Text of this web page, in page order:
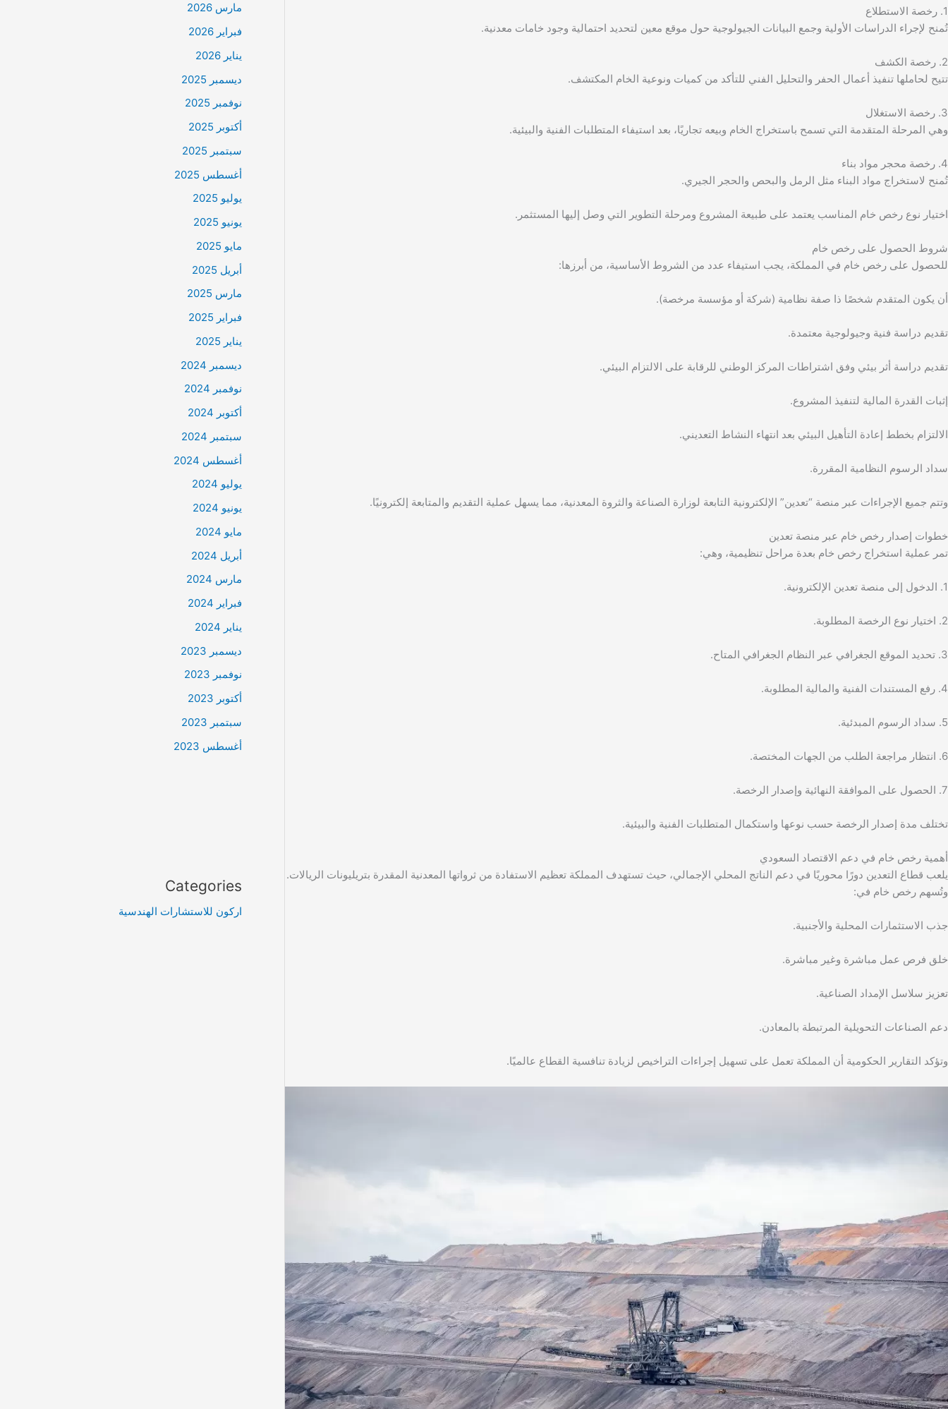
1. رخصة الاستطلاع
تُمنح لإجراء الدراسات الأولية وجمع البيانات الجيولوجية حول موقع معين لتحديد احتمالية وجود خامات معدنية.
2. رخصة الكشف
تتيح لحاملها تنفيذ أعمال الحفر والتحليل الفني للتأكد من كميات ونوعية الخام المكتشف.
3. رخصة الاستغلال
وهي المرحلة المتقدمة التي تسمح باستخراج الخام وبيعه تجاريًا، بعد استيفاء المتطلبات الفنية والبيئية.
4. رخصة محجر مواد بناء
تُمنح لاستخراج مواد البناء مثل الرمل والبحص والحجر الجيري.
اختيار نوع رخص خام المناسب يعتمد على طبيعة المشروع ومرحلة التطوير التي وصل إليها المستثمر.
شروط الحصول على رخص خام
للحصول على رخص خام في المملكة، يجب استيفاء عدد من الشروط الأساسية، من أبرزها:
أن يكون المتقدم شخصًا ذا صفة نظامية (شركة أو مؤسسة مرخصة).
تقديم دراسة فنية وجيولوجية معتمدة.
تقديم دراسة أثر بيئي وفق اشتراطات المركز الوطني للرقابة على الالتزام البيئي.
إثبات القدرة المالية لتنفيذ المشروع.
الالتزام بخطط إعادة التأهيل البيئي بعد انتهاء النشاط التعديني.
سداد الرسوم النظامية المقررة.
وتتم جميع الإجراءات عبر منصة “تعدين” الإلكترونية التابعة لوزارة الصناعة والثروة المعدنية، مما يسهل عملية التقديم والمتابعة إلكترونيًا.
خطوات إصدار رخص خام عبر منصة تعدين
تمر عملية استخراج رخص خام بعدة مراحل تنظيمية، وهي:
1. الدخول إلى منصة تعدين الإلكترونية.
2. اختيار نوع الرخصة المطلوبة.
3. تحديد الموقع الجغرافي عبر النظام الجغرافي المتاح.
4. رفع المستندات الفنية والمالية المطلوبة.
5. سداد الرسوم المبدئية.
6. انتظار مراجعة الطلب من الجهات المختصة.
7. الحصول على الموافقة النهائية وإصدار الرخصة.
تختلف مدة إصدار الرخصة حسب نوعها واستكمال المتطلبات الفنية والبيئية.
أهمية رخص خام في دعم الاقتصاد السعودي
يلعب قطاع التعدين دورًا محوريًا في دعم الناتج المحلي الإجمالي، حيث تستهدف المملكة تعظيم الاستفادة من ثرواتها المعدنية المقدرة بتريليونات الريالات.
وتُسهم رخص خام في:
جذب الاستثمارات المحلية والأجنبية.
خلق فرص عمل مباشرة وغير مباشرة.
تعزيز سلاسل الإمداد الصناعية.
دعم الصناعات التحويلية المرتبطة بالمعادن.
وتؤكد التقارير الحكومية أن المملكة تعمل على تسهيل إجراءات التراخيص لزيادة تنافسية القطاع عالميًا.
مارس 2026
فبراير 2026
يناير 2026
ديسمبر 2025
نوفمبر 2025
أكتوبر 2025
سبتمبر 2025
أغسطس 2025
يوليو 2025
يونيو 2025
مايو 2025
أبريل 2025
مارس 2025
فبراير 2025
يناير 2025
ديسمبر 2024
نوفمبر 2024
أكتوبر 2024
سبتمبر 2024
أغسطس 2024
يوليو 2024
يونيو 2024
مايو 2024
أبريل 2024
مارس 2024
فبراير 2024
يناير 2024
ديسمبر 2023
نوفمبر 2023
أكتوبر 2023
سبتمبر 2023
أغسطس 2023
Categories
اركون للاستشارات الهندسية